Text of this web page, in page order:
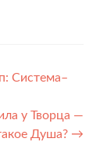
Система–
у Творца —
Душа? →